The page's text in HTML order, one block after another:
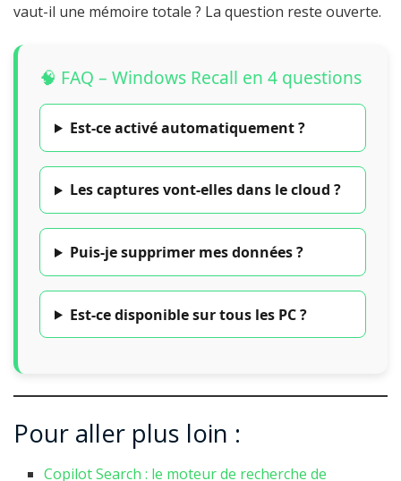
vaut-il une mémoire totale ? La question reste ouverte.
🧠 FAQ – Windows Recall en 4 questions
Est-ce activé automatiquement ?
Les captures vont-elles dans le cloud ?
Puis-je supprimer mes données ?
Est-ce disponible sur tous les PC ?
Pour aller plus loin :
Copilot Search : le moteur de recherche de